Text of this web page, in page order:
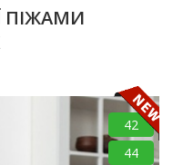
ПІЖАМИ
42
44